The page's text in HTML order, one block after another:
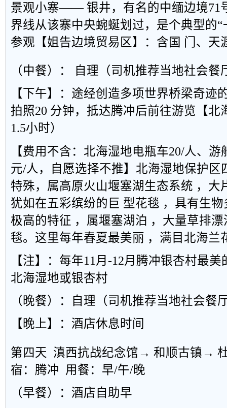
景观小寨—— 银井，有名的中缅边境71
界线从该寨中央蜿蜒划过，是个典型的
参观【姐告边境贸易区】：含国 门、天
（中餐）： 自理（司机推荐当地社会餐
【下午】：途经创造多项世界桥梁奇迹
拍照20 分钟，抵达腾冲后前往游览【北
1.5小时）
【费用不含：北海湿地电瓶车20/人、游
元/人，自愿选择不推】北海湿地保护区
特殊，属高原火山堰塞湖生态系统 ，大
犹如在五彩缤纷的巨 型花毯 ，具有生
极高的特征 ，属堰塞湖泊 ，大量草排
毯。这里每年春夏最美丽 ，满目北海兰
【注】：每年11月-12月腾冲银杏村最
北海湿地或银杏村
（晚餐）：自理（司机推荐当地社会餐
【晚上】：酒店休息时间
第四天 滇西抗战纪念馆→ 和顺古镇→
宿：腾冲 用餐：早/午/晚
（早餐）：酒店自助早